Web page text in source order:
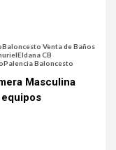
Baloncesto Venta de Baños
Eldana CB
Palencia Baloncesto
Masculina